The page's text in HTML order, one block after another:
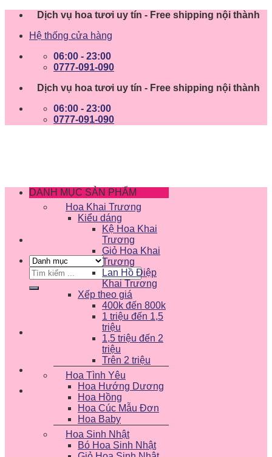
Skip
content
Dịch vụ hoa tươi uy tín - Free shipping nội thành
Hệ thống cửa hàng
06:00 - 23:00
0777-091-090
Dịch vụ hoa tươi uy tín - Free shipping nội thành
06:00 - 23:00
0777-091-090
Tìm
kiếm:
DANH MỤC SẢN PHẨM
Hoa Khai Trương
Kiểu dáng
Kệ Hoa Khai
Trương
Giỏ Hoa Khai
Trương
Lan Hồ Điệp
Khai Trương
Xếp theo giá
400k đến 800k
1 triệu đến 1,5
triệu
1,5 triệu đến 2
triệu
Trên 2 triệu
Hoa Tình Yêu
Hoa Hướng Dương
Hoa Hồng
Hoa Cúc Mẫu Đơn
Hoa Baby
Hoa Sinh Nhật
Bó Hoa Sinh Nhật